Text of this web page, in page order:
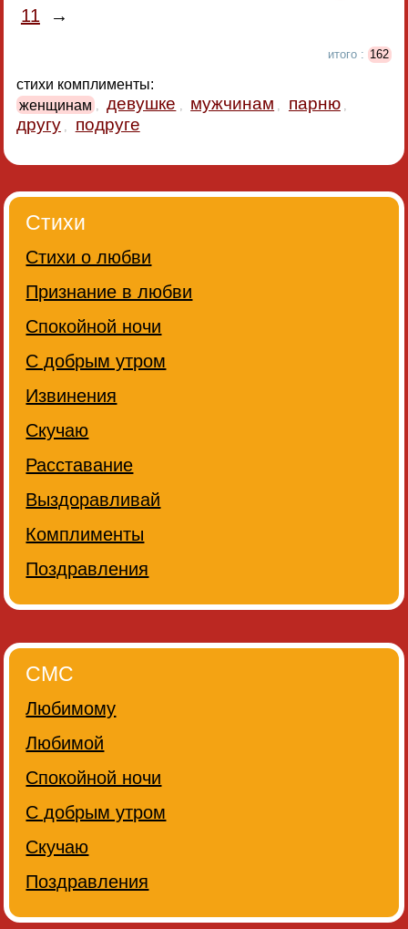
11
→
итого : 162
стихи комплименты:
женщинам , девушке , мужчинам , парню ,
другу , подруге
Стихи
Стихи о любви
Признание в любви
Спокойной ночи
С добрым утром
Извинения
Скучаю
Расставание
Выздоравливай
Комплименты
Поздравления
СМС
Любимому
Любимой
Спокойной ночи
С добрым утром
Скучаю
Поздравления